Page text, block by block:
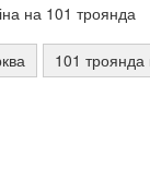
на 101 троянда
101 троянда